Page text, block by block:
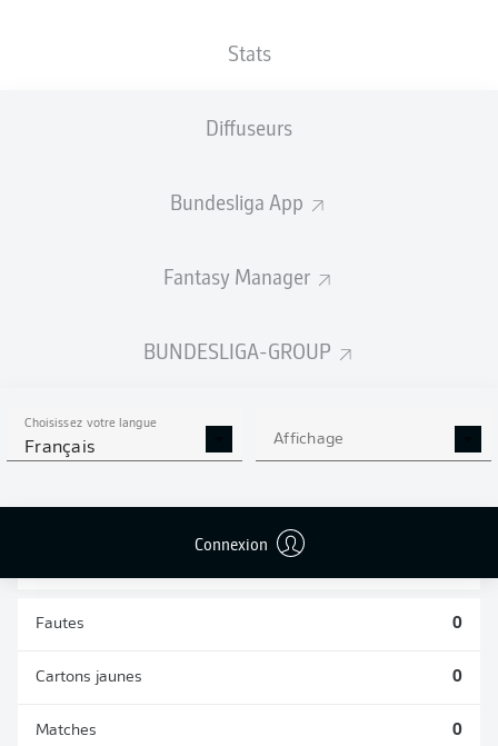
Stats
Diffuseurs
Bundesliga App
Fantasy Manager
BUNDESLIGA-GROUP
Choisissez votre langue
Français Affichage
Connexion
STATS DE LA SAISON
2026/2027
0 0
Fautes 0
Cartons jaunes 0
Matches 0